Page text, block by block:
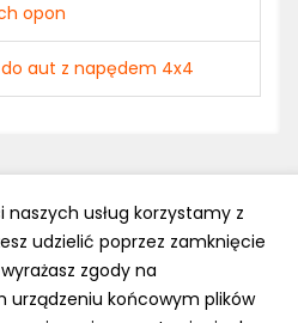
opon
aut z napędem 4x4
usług korzystamy z
udzielić poprzez zamknięcie
zgody na
urządzeniu końcowym plików